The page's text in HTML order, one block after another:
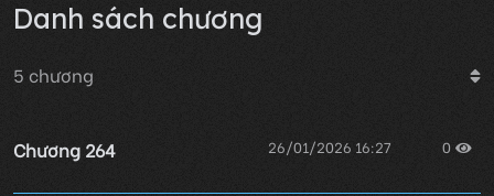
Danh sách chương
5 chương
Chương 264 26/01/2026 16:27 0